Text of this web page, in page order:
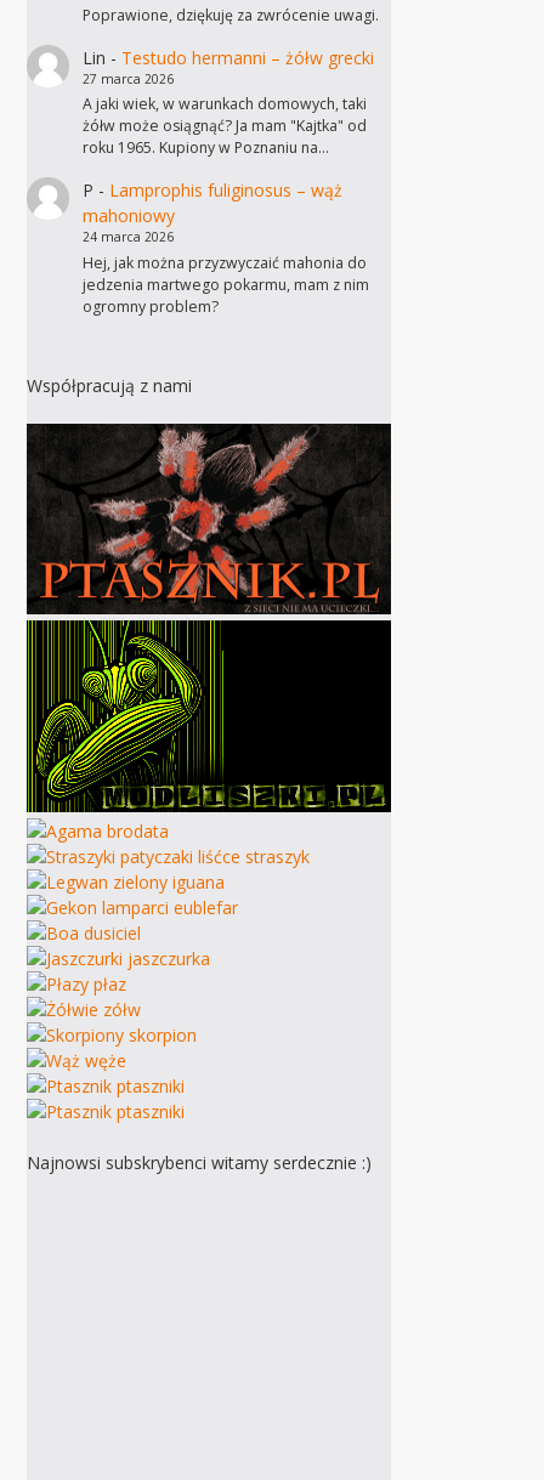
Poprawione, dziękuję za zwrócenie uwagi.
Lin - Testudo hermanni – żółw grecki
27 marca 2026
A jaki wiek, w warunkach domowych, taki
żółw może osiągnąć? Ja mam "Kajtka" od
roku 1965. Kupiony w Poznaniu na…
P - Lamprophis fuliginosus – wąż
mahoniowy
24 marca 2026
Hej, jak można przyzwyczaić mahonia do
jedzenia martwego pokarmu, mam z nim
ogromny problem?
Współpracują z nami
Najnowsi subskrybenci witamy serdecznie :)